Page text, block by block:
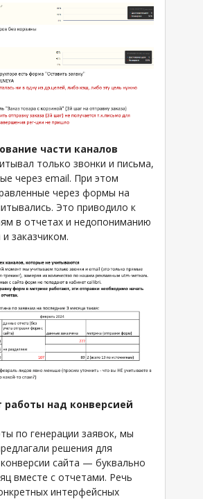
части каналов
только звонки и письма,
через email. При этом
через формы на
Это приводило к
в отчетах и недопониманию
заказчиком.
работы над конверсией
по генерации заявок, мы
решения для
сайта — буквально
вместе с отчетами. Речь
интерфейсных